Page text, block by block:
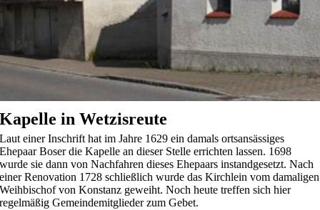
Kapelle in Wetzisreute
Laut einer Inschrift hat im Jahre 1629 ein damals ortsansässiges
Ehepaar Boser die Kapelle an dieser Stelle errichten lassen. 1698
wurde sie dann von Nachfahren dieses Ehepaars instandgesetzt. Nach
einer Renovation 1728 schließlich wurde das Kirchlein vom damaligen
Weihbischof von Konstanz geweiht. Noch heute treffen sich hier
regelmäßig Gemeindemitglieder zum Gebet.